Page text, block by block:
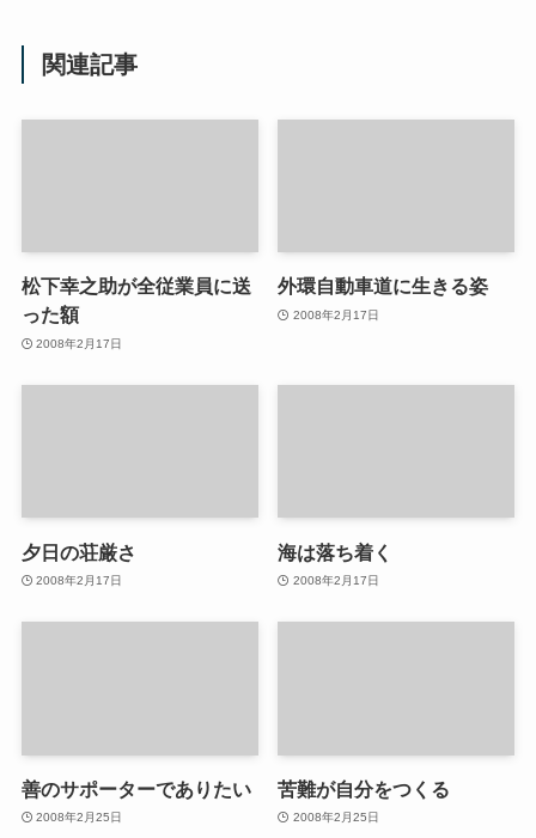
関連記事
松下幸之助が全従業員に送
った額
2008年2月17日
外環自動車道に生きる姿
2008年2月17日
夕日の荘厳さ
2008年2月17日
海は落ち着く
2008年2月17日
善のサポーターでありたい
2008年2月25日
苦難が自分をつくる
2008年2月25日